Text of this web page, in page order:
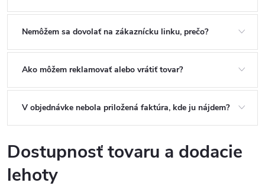
Nemôžem sa dovolať na zákaznícku linku, prečo?
Ako môžem reklamovať alebo vrátiť tovar?
V objednávke nebola priložená faktúra, kde ju nájdem?
Dostupnosť tovaru a dodacie
lehoty